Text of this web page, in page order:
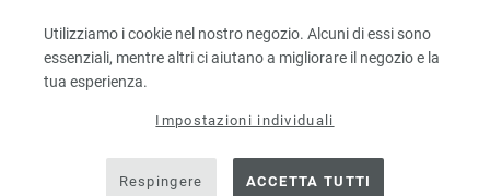
Utilizziamo i cookie nel nostro negozio. Alcuni di essi sono
essenziali, mentre altri ci aiutano a migliorare il negozio e la
tua esperienza.
Impostazioni individuali
Respingere ACCETTA TUTTI